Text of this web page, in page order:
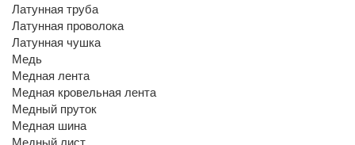
Латунная труба
Латунная проволока
Латунная чушка
Медь
Медная лента
Медная кровельная лента
Медный пруток
Медная шина
Медный лист